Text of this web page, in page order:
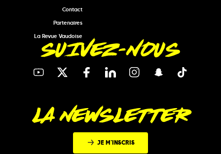
Contact
Partenaires
La Revue Vaudoise
SUIVEZ-NOUS
LA NEWSLETTER
JE M'INSCRIS